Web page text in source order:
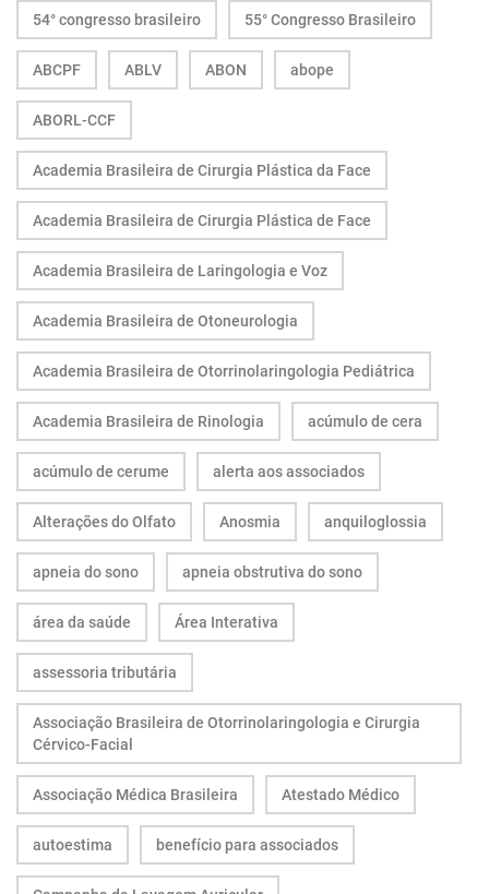
54° congresso brasileiro 55° Congresso Brasileiro
ABCPF ABLV ABON abope
ABORL-CCF
Academia Brasileira de Cirurgia Plástica da Face
Academia Brasileira de Cirurgia Plástica de Face
Academia Brasileira de Laringologia e Voz
Academia Brasileira de Otoneurologia
Academia Brasileira de Otorrinolaringologia Pediátrica
Academia Brasileira de Rinologia acúmulo de cera
acúmulo de cerume alerta aos associados
Alterações do Olfato Anosmia anquiloglossia
apneia do sono apneia obstrutiva do sono
área da saúde Área Interativa
assessoria tributária
Associação Brasileira de Otorrinolaringologia e Cirurgia
Cérvico-Facial
Associação Médica Brasileira Atestado Médico
autoestima benefício para associados